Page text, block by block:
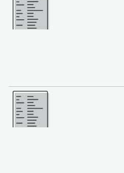
Нэмэх